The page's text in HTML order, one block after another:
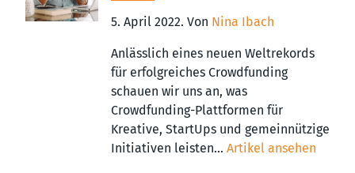
5. April 2022. Von Nina Ibach
Anlässlich eines neuen Weltrekords
für erfolgreiches Crowdfunding
schauen wir uns an, was
Crowdfunding-Plattformen für
Kreative, StartUps und gemeinnützige
Initiativen leisten... Artikel ansehen